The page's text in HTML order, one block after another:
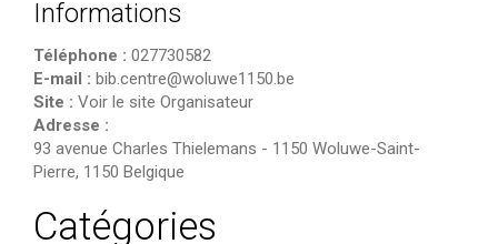
Informations
Téléphone : 027730582
E-mail : bib.centre@woluwe1150.be
Site : Voir le site Organisateur
Adresse :
93 avenue Charles Thielemans - 1150 Woluwe-Saint-
Pierre, 1150 Belgique
Catégories